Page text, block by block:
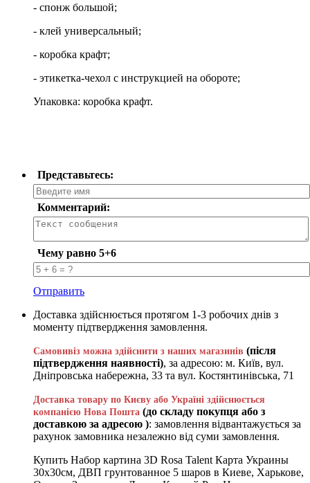
- спонж большой;
- клей универсальный;
- коробка крафт;
- этикетка-чехол с инструкцией на обороте;
Упаковка: коробка крафт.
Представьтесь:
Комментарий:
Чему равно 5+6
Отправить
Доставка здійснюється протягом 1-3 робочих днів з
моменту підтвердження замовлення.
Самовивіз можна здійснити з наших магазинів (після
підтвердження наявності), за адресою: м. Київ, вул.
Дніпровська набережна, 33 та вул. Костянтинівська, 71
Доставка товару по Києву або Україні здійснюється
компанією Нова Пошта (до складу покупця або з
доставкою за адресою ): замовлення відвантажується за
рахунок замовника незалежно від суми замовлення.
Купить Набор картина 3D Rosa Talent Карта Украины
30х30см, ДВП грунтованное 5 шаров в Киеве, Харькове,